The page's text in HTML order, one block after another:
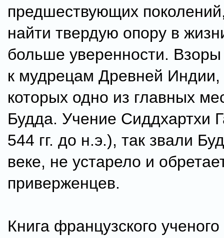
предшествующих
найти твердую опору в
больше уверенности. Взоры
к мудрецам Древней Индии,
которых одно из главных
Будда. Учение Сиддхартхи
544 гг. до н.э.), так звали
веке, не устарело и
приверженцев.
Книга французского